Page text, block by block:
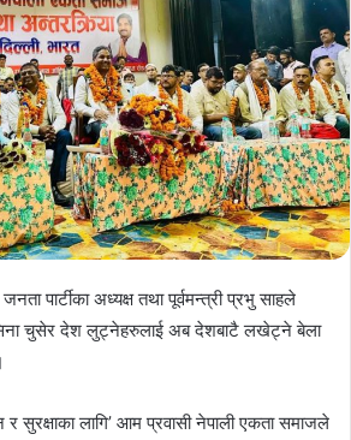
पार्टीका अध्यक्ष तथा पूर्वमन्त्री प्रभु साहले
चुसेर देश लुट्नेहरुलाई अब देशबाटै लखेट्ने बेला
र सुरक्षाका लागि’ आम प्रवासी नेपाली एकता समाजले